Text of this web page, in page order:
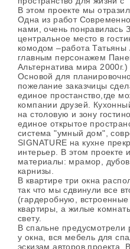
В этом проекте мы
Одна из работ
нами, очень понравилась
центральное место в
комодом –работа
главным персонажем
Альтернатива мира 2000г.)
Основой для
пожелание заказчицы
единое простанство,где
компании друзей.
на столовую и зону
eдиное открытое
система "умный дом",
SIGNATURE на кухне
интерьер. В этом проекте
материалы: мрамор,
карнизы.
В квартире три окна
так что мы сдвинули все
(гардеробную,
квартиры, а жилые
свету.
В спальне предусмотрели
у окна, вся мебель для
эскизам авторов проекта.